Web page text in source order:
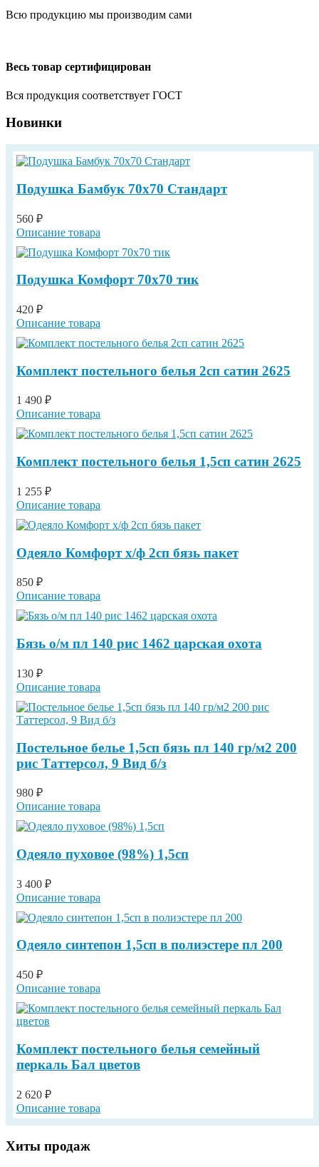
Всю продукцию мы производим сами
Весь товар сертифицирован
Вся продукция соответствует ГОСТ
Новинки
Подушка Бамбук 70х70 Стандарт
560 ₽
Описание товара
Подушка Комфорт 70х70 тик
420 ₽
Описание товара
Комплект постельного белья 2сп сатин 2625
1 490 ₽
Описание товара
Комплект постельного белья 1,5сп сатин 2625
1 255 ₽
Описание товара
Одеяло Комфорт х/ф 2сп бязь пакет
850 ₽
Описание товара
Бязь о/м пл 140 рис 1462 царская охота
130 ₽
Описание товара
Постельное белье 1,5сп бязь пл 140 гр/м2 200
рис Таттерсол, 9 Вид б/з
980 ₽
Описание товара
Одеяло пуховое (98%) 1,5сп
3 400 ₽
Описание товара
Одеяло синтепон 1,5сп в полиэстере пл 200
450 ₽
Описание товара
Комплект постельного белья семейный
перкаль Бал цветов
2 620 ₽
Описание товара
Хиты продаж